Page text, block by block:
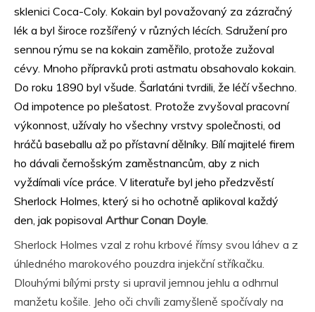
sklenici Coca-Coly. Kokain byl považovaný za zázračný
lék a byl široce rozšířený v různých lécích. Sdružení pro
sennou rýmu se na kokain zaměřilo, protože zužoval
cévy. Mnoho přípravků proti astmatu obsahovalo kokain.
Do roku 1890 byl všude. Šarlatáni tvrdili, že léčí všechno.
Od impotence po plešatost. Protože zvyšoval pracovní
výkonnost, užívaly ho všechny vrstvy společnosti, od
hráčů baseballu až po přístavní dělníky. Bílí majitelé firem
ho dávali černošským zaměstnancům, aby z nich
vyždímali více práce. V literatuře byl jeho předzvěstí
Sherlock Holmes, který si ho ochotně aplikoval každý
den, jak popisoval Arthur Conan Doyle
Sherlock Holmes vzal z rohu krbové římsy svou láhev a z
úhledného marokového pouzdra injekční stříkačku.
Dlouhými bílými prsty si upravil jemnou jehlu a odhrnul
manžetu košile. Jeho oči chvíli zamyšleně spočívaly na